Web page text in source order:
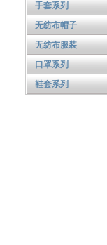
手套系列
无纺布帽子
无纺布服装
口罩系列
鞋套系列